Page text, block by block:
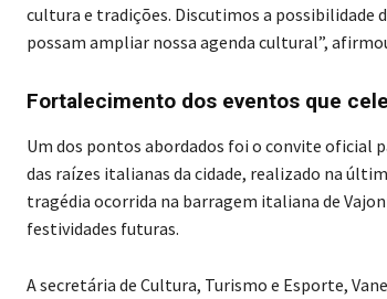
cultura e tradições. Discutimos a possibilidade
possam ampliar nossa agenda cultural”,
Fortalecimento dos eventos que
Um dos pontos abordados foi o convite oficial
das raízes italianas da cidade, realizado na
tragédia ocorrida na barragem italiana de
festividades futuras.
A secretária de Cultura, Turismo e Esporte,